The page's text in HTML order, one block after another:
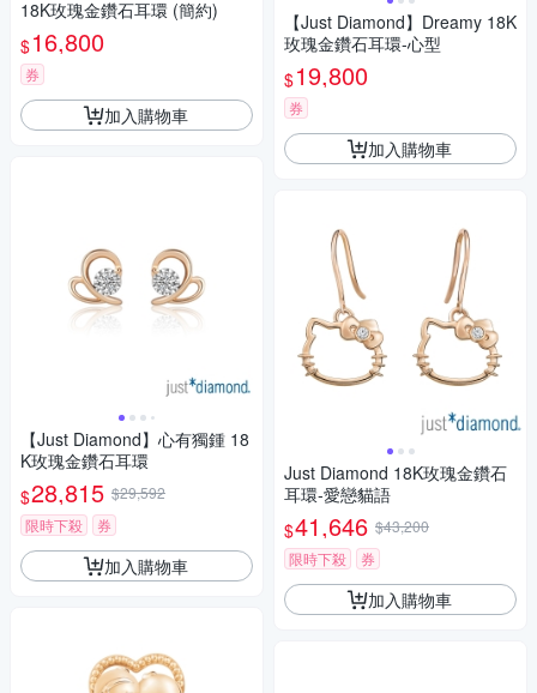
18K玫瑰金鑽石耳環 (簡約)
$16,800
券
加入購物車
【Just Diamond】心有獨鍾 18
K玫瑰金鑽石耳環
$28,815 $29,592
限時下殺
券
加入購物車
【Just Diamond】Dreamy 18K
玫瑰金鑽石耳環-心型
$19,800
券
加入購物車
Just Diamond 18K玫瑰金鑽石
耳環-愛戀貓語
$41,646 $43,200
限時下殺
券
加入購物車